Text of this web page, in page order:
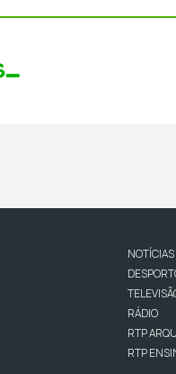
NOTÍCIAS
RÁDIO
RTP
RTP